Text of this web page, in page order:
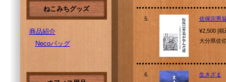
ねこみちグッズ
商品紹介
Necoバッグ
5.
佐保宗男
¥2,500 [
大分県佐
6.
生きざま